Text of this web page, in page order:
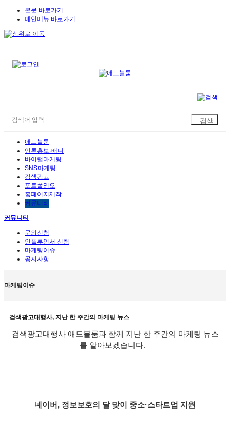
본문 바로가기
메인메뉴 바로가기
애드블룸
언론홍보·배너
바이럴마케팅
SNS마케팅
검색광고
포트폴리오
홈페이지제작
커뮤니티
커뮤니티
문의신청
인플루언서 신청
마케팅이슈
공지사항
마케팅이슈
검색광고대행사, 지난 한 주간의 마케팅 뉴스
검색광고대행사 애드블룸과 함께 지난 한 주간의 마케팅 뉴스
를 알아보겠습니다.
네이버, 정보보호의 달 맞이 중소·스타트업 지원